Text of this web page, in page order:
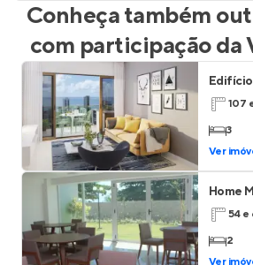
Conheça também
com participação da
107
3
Ver
Home
54 e
2
Ver